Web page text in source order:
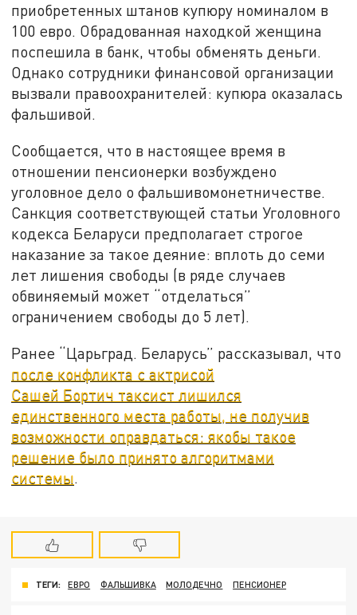
приобретенных штанов купюру номиналом в
100 евро. Обрадованная находкой женщина
поспешила в банк, чтобы обменять деньги.
Однако сотрудники финансовой организации
вызвали правоохранителей: купюра оказалась
фальшивой.
Сообщается, что в настоящее время в
отношении пенсионерки возбуждено
уголовное дело о фальшивомонетничестве.
Санкция соответствующей статьи Уголовного
кодекса Беларуси предполагает строгое
наказание за такое деяние: вплоть до семи
лет лишения свободы (в ряде случаев
обвиняемый может “отделаться”
ограничением свободы до 5 лет).
Ранее “Царьград. Беларусь” рассказывал, что
после конфликта с актрисой
Сашей Бортич таксист лишился
единственного места работы, не получив
возможности оправдаться: якобы такое
решение было принято алгоритмами
системы.
ТЕГИ: ЕВРО ФАЛЬШИВКА МОЛОДЕЧНО ПЕНСИОНЕР